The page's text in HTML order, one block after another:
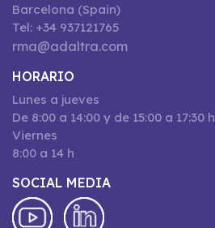
Barcelona (Spain)
Tel: +34 937121765
rma@adaltra.com
HORARIO
Lunes a jueves
De 8:00 a 14:00 y de 15:00 a 17:30 h
Viernes
8:00 a 14 h
SOCIAL MEDIA